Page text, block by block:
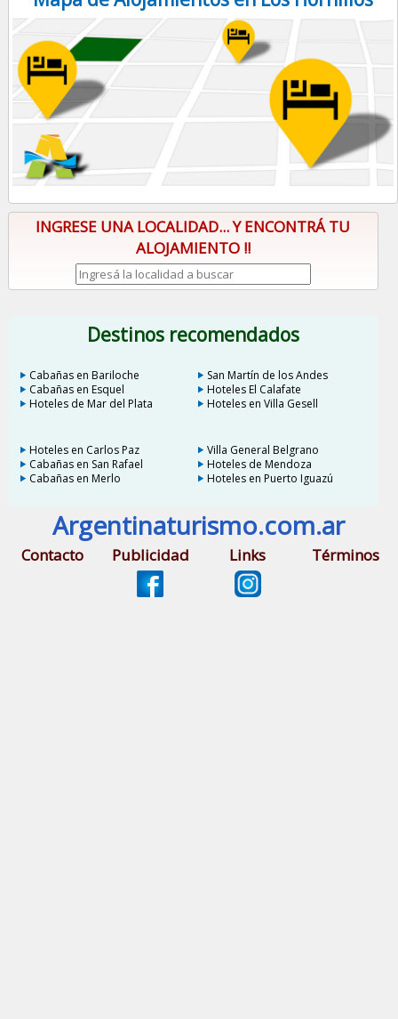
INGRESE UNA LOCALIDAD... Y ENCONTRÁ TU
ALOJAMIENTO !!
Destinos recomendados
Cabañas en Bariloche
San Martín de los Andes
Cabañas en Esquel
Hoteles El Calafate
Hoteles de Mar del Plata
Hoteles en Villa Gesell
Hoteles en Carlos Paz
Villa General Belgrano
Cabañas en San Rafael
Hoteles de Mendoza
Cabañas en Merlo
Hoteles en Puerto Iguazú
Argentinaturismo.com.ar
Contacto Publicidad Links Términos